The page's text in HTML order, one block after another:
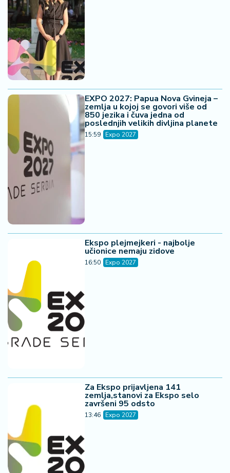
EXPO 2027: Papua Nova Gvineja –
zemlja u kojoj se govori više od
850 jezika i čuva jedna od
poslednjih velikih divljina planete
15:59 Expo 2027
Ekspo plejmejkeri - najbolje
učionice nemaju zidove
16:50 Expo 2027
Za Ekspo prijavljena 141
zemlja,stanovi za Ekspo selo
završeni 95 odsto
13:46 Expo 2027